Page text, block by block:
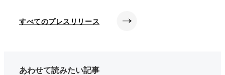
すべてのプレスリリース
あわせて読みたい記事